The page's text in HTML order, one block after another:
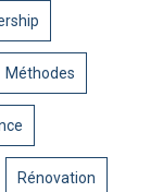
Méthodes
Rénovation